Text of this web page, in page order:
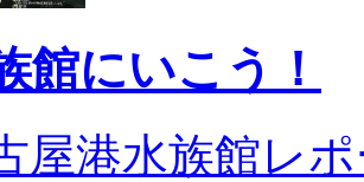
館にいこう！
屋港水族館レ